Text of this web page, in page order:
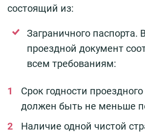
состоящий из:
Заграничного паспорта.
проездной документ
всем требованиям:
Срок годности
должен быть не меньше
Наличие одной чистой